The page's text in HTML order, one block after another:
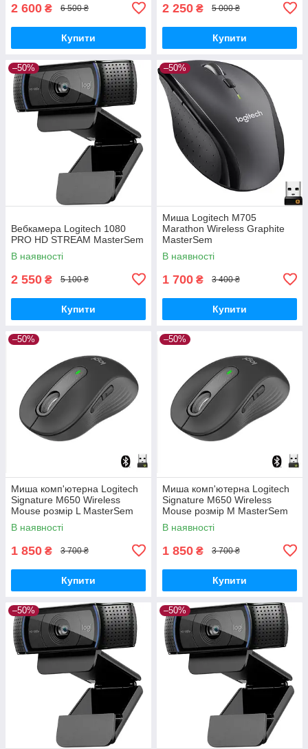
2 600 ₴ 6 500 ₴
Купити
2 250 ₴ 5 000 ₴
Купити
–50%
Вебкамера Logitech 1080
PRO HD STREAM MasterSem
В наявності
2 550 ₴ 5 100 ₴
Купити
–50%
Миша Logitech M705
Marathon Wireless Graphite
MasterSem
В наявності
1 700 ₴ 3 400 ₴
Купити
–50%
Миша комп'ютерна Logitech
Signature M650 Wireless
Mouse розмір L MasterSem
В наявності
1 850 ₴ 3 700 ₴
Купити
–50%
Миша комп'ютерна Logitech
Signature M650 Wireless
Mouse розмір М MasterSem
В наявності
1 850 ₴ 3 700 ₴
Купити
–50% –50%